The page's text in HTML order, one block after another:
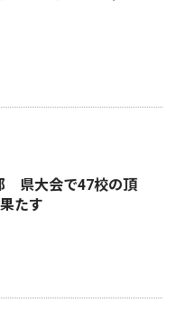
県大会で47校の頂
たす